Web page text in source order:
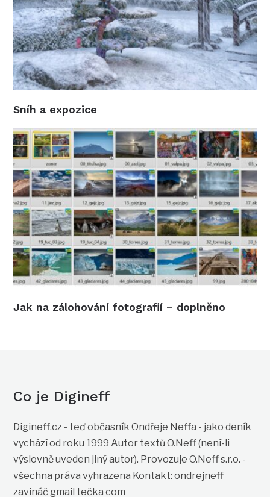
Sníh a expozice
Jak na zálohování fotografií – doplněno
Co je Digineff
Digineff.cz - teď občasník Ondřeje Neffa - jako deník
vychází od roku 1999 Autor textů O.Neff (není-li
výslovně uveden jiný autor). Provozuje O.Neff s.r.o. -
všechna práva vyhrazena Kontakt: ondrejneff
zavináč gmail tečka com